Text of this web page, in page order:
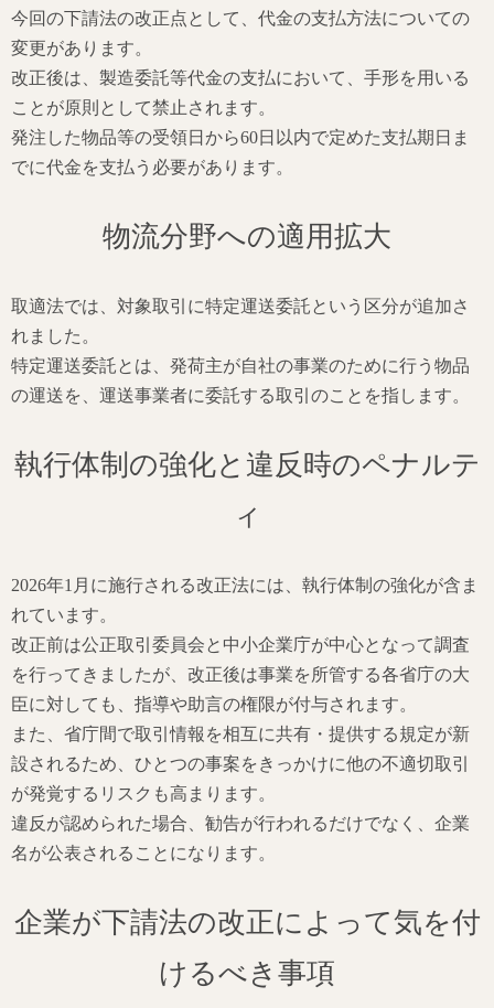
今回の下請法の改正点として、代金の支払方法についての
変更があります。
改正後は、製造委託等代金の支払において、手形を用いる
ことが原則として禁止されます。
発注した物品等の受領日から60日以内で定めた支払期日ま
でに代金を支払う必要があります。
物流分野への適用拡大
取適法では、対象取引に特定運送委託という区分が追加さ
れました。
特定運送委託とは、発荷主が自社の事業のために行う物品
の運送を、運送事業者に委託する取引のことを指します。
執行体制の強化と違反時のペナルテ
ィ
2026年1月に施行される改正法には、執行体制の強化が含ま
れています。
改正前は公正取引委員会と中小企業庁が中心となって調査
を行ってきましたが、改正後は事業を所管する各省庁の大
臣に対しても、指導や助言の権限が付与されます。
また、省庁間で取引情報を相互に共有・提供する規定が新
設されるため、ひとつの事案をきっかけに他の不適切取引
が発覚するリスクも高まります。
違反が認められた場合、勧告が行われるだけでなく、企業
名が公表されることになります。
企業が下請法の改正によって気を付
けるべき事項